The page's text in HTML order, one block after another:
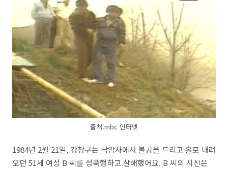
출처:mbc 인터넷
1984년 2월 21일, 강창구는 낙암사에서 불공을 드리고 홀로 내려
오던 51세 여성 B 씨를 성폭행하고 살해했어요. B 씨의 시신은